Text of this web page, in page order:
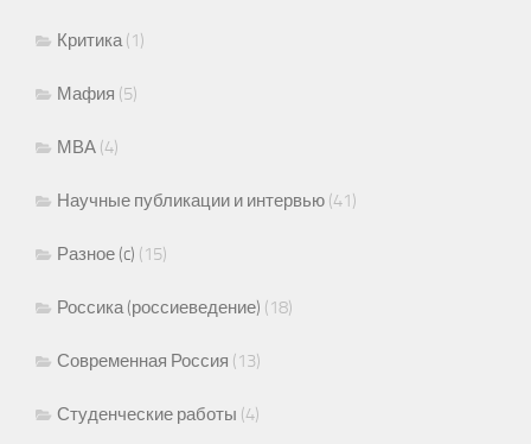
Критика(1)
Мафия (5)
МВА (4)
Научные публикации и интервью (41)
Разное (c) (15)
Россика (россиеведение) (18)
Современная Россия (13)
Студенческие работы (4)